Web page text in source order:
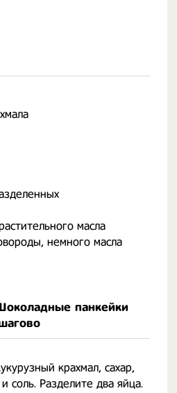
масла
немного масла
панкейки
крахмал, сахар,
соль. Разделите два яйца.